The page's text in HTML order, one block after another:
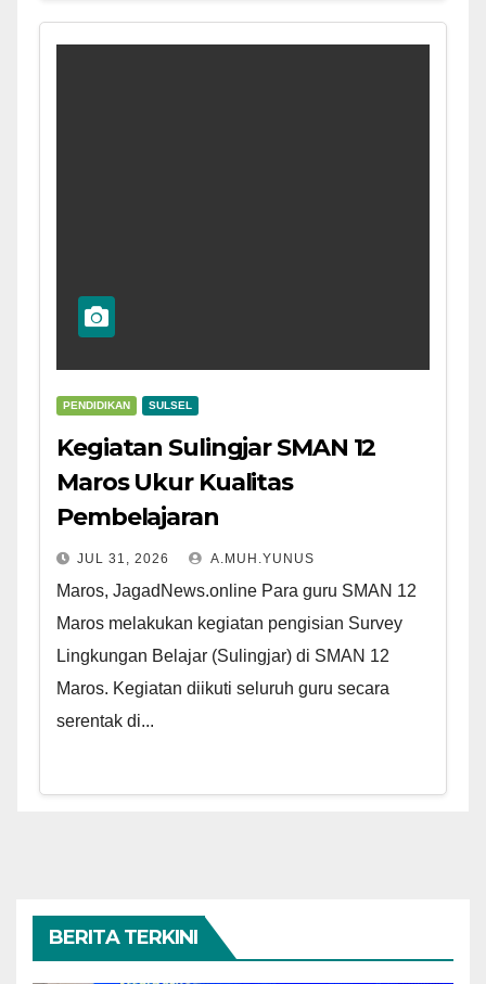
PENDIDIKAN SULSEL
Kegiatan Sulingjar SMAN 12
Maros Ukur Kualitas
Pembelajaran
JUL 31, 2026 A.MUH.YUNUS
Maros, JagadNews.online Para guru SMAN 12
Maros melakukan kegiatan pengisian Survey
Lingkungan Belajar (Sulingjar) di SMAN 12
Maros. Kegiatan diikuti seluruh guru secara
serentak di...
BERITA TERKINI